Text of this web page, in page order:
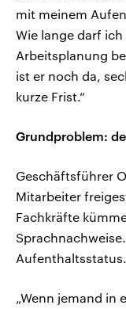
mit meinem
Wie lange darf
Arbeitsplanung
ist er noch da,
kurze Frist.“
Grundproblem:
Geschäftsführer
Mitarbeiter
Fachkräfte
Aufenthaltsstatus.
„Wenn jemand in